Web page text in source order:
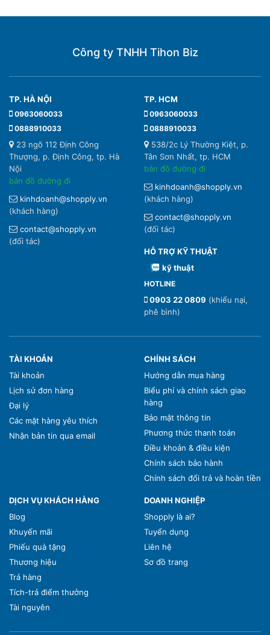
Công ty TNHH Tihon Biz
TP. HÀ NỘI
0963060033
0888910033
23 ngõ 112 Định Công
Thượng, p. Định Công, tp. Hà
Nội
bản đồ đường đi
kinhdoanh@shopply.vn
(khách hàng)
contact@shopply.vn
(đối tác)
TP. HCM
0963060033
0888910033
538/2c Lý Thường Kiệt, p.
Tân Sơn Nhất, tp. HCM
bản đồ đường đi
kinhdoanh@shopply.vn
(khách hàng)
contact@shopply.vn
(đối tác)
HỖ TRỢ KỸ THUẬT
kỹ thuật
HOTLINE
0903 22 0809 (khiếu nại,
phê bình)
TÀI KHOẢN
Tài khoản
Lịch sử đơn hàng
Đại lý
Các mặt hàng yêu thích
Nhận bản tin qua email
CHÍNH SÁCH
Hướng dẫn mua hàng
Biểu phí và chính sách giao
hàng
Bảo mật thông tin
Phương thức thanh toán
Điều khoản & điều kiện
Chính sách bảo hành
Chính sách đổi trả và hoàn tiền
DỊCH VỤ KHÁCH HÀNG
Blog
Khuyến mãi
Phiếu quà tặng
Thương hiệu
Trả hàng
Tích-trả điểm thưởng
Tài nguyên
DOANH NGHIỆP
Shopply là ai?
Tuyển dụng
Liên hệ
Sơ đồ trang